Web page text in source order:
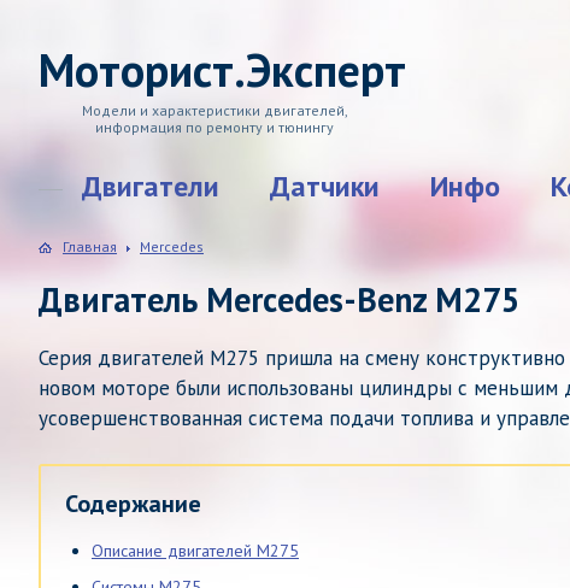
Моторист.Эксперт
Модели и характеристики двигателей,
информация по ремонту и тюнингу
Двигатели Датчики Инфо
Главная Mercedes
Двигатель Mercedes-Benz M275
Серия двигателей M275 пришла на смену
новом моторе были использованы цилиндры с меньшим
усовершенствованная система подачи топлива и
Содержание
Описание двигателей M275